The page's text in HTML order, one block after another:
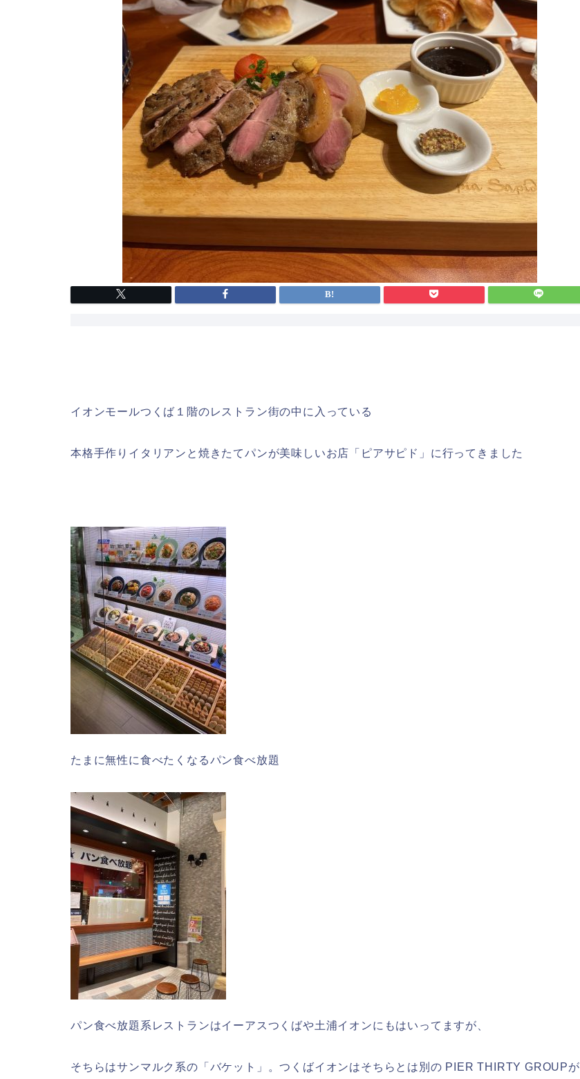
イオンモールつくば１階のレストラン街の中に入っている
本格手作りイタリアンと焼きたてパンが美味しいお店「ピアサピド」に行ってきました
たまに無性に食べたくなるパン食べ放題
パン食べ放題系レストランはイーアスつくばや土浦イオンにもはいってますが、
そちらはサンマルク系の「バケット」。つくばイオンはそちらとは別の PIER THIRTY GROUPが